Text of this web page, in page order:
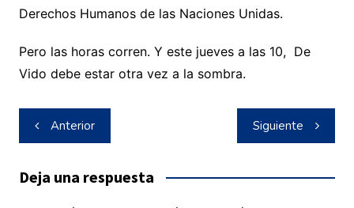
Derechos Humanos de las Naciones Unidas.
Pero las horas corren. Y este jueves a las 10, De
Vido debe estar otra vez a la sombra.
Navegación
de
entradas
Anterior Siguiente
Deja una respuesta